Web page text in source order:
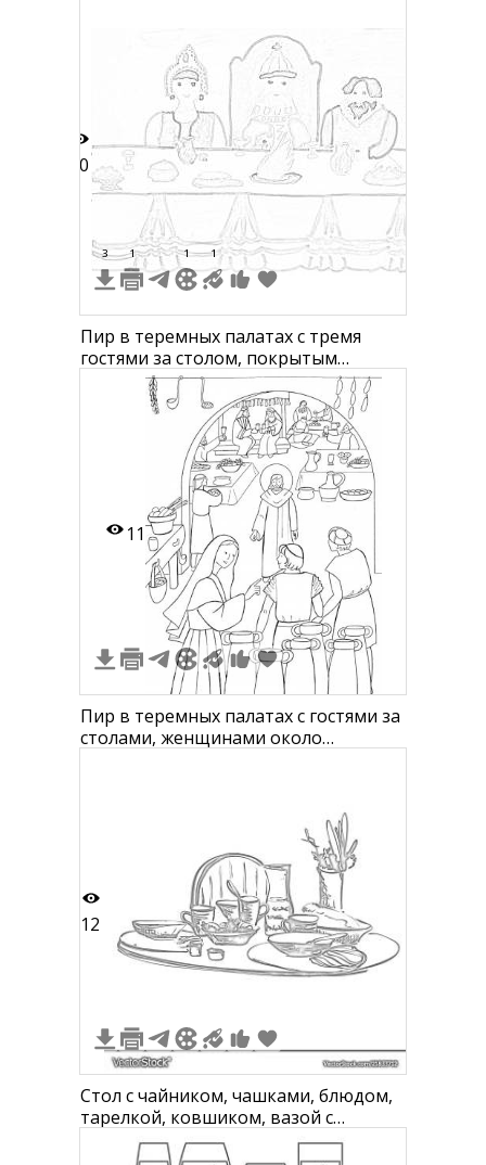
20
3 1 1 1
Пир в теремных палатах с тремя
гостями за столом, покрытым
скатертью, с различными блюдами и
напитками
11
Пир в теремных палатах с гостями за
столами, женщинами около
12
Стол с чайником, чашками, блюдом,
тарелкой, ковшиком, вазой с
цветами и хрустящей выпечкой